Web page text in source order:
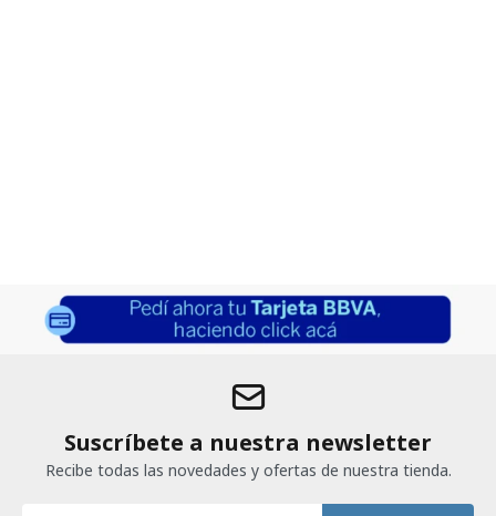
Suscríbete a nuestra newsletter
Recibe todas las novedades y ofertas de nuestra tienda.